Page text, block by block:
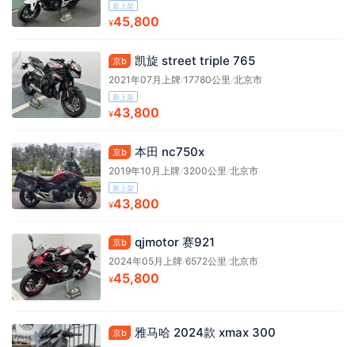
新上架
¥45,800
京b 凯旋 street triple 765
2021年07月上牌/17780公里 /北京市
新上架
¥43,800
京b 本田 nc750x
2019年10月上牌/3200公里 /北京市
新上架
¥43,800
京b qjmotor 赛921
2024年05月上牌/6572公里/北京市
¥45,800
京b 雅马哈 2024款 xmax 300